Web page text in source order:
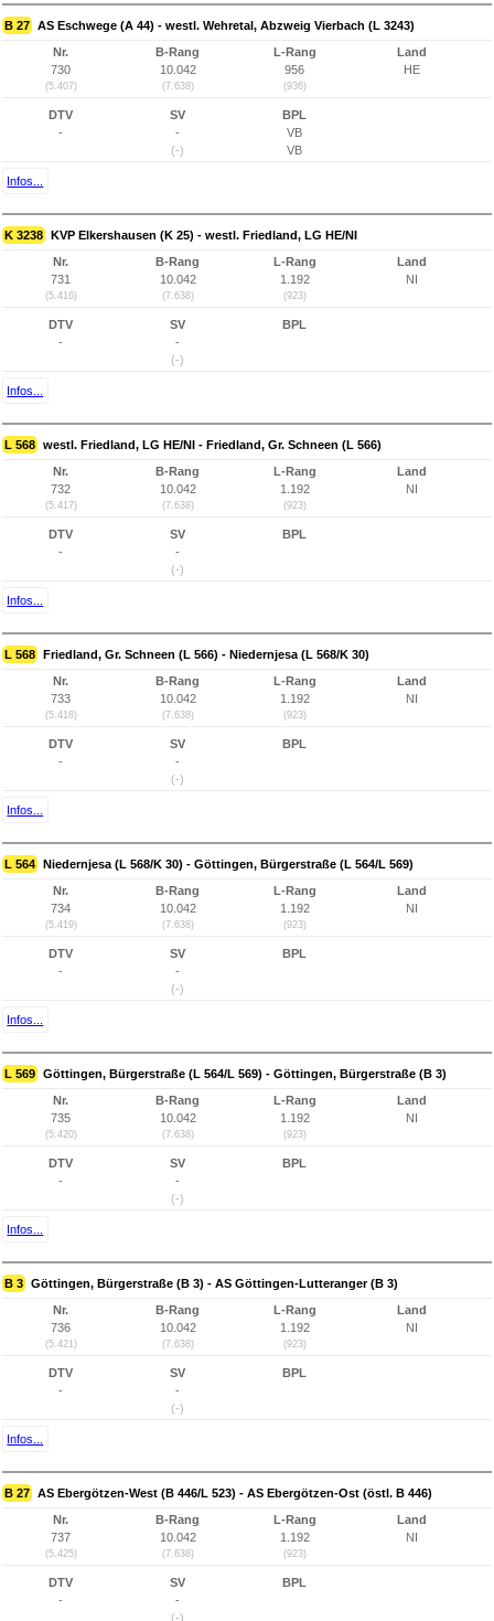
B 27 AS Eschwege (A 44) - westl. Wehretal, Abzweig Vierbach (L 3243)
Nr.
730
(5.407)
B-Rang
10.042
(7.638)
L-Rang
956
(936)
Land
HE
DTV
-
SV
-
(-)
BPL
VB
VB
Infos...
K 3238 KVP Elkershausen (K 25) - westl. Friedland, LG HE/NI
Nr.
731
(5.416)
B-Rang
10.042
(7.638)
L-Rang
1.192
(923)
Land
NI
DTV
-
SV
-
(-)
BPL
Infos...
L 568 westl. Friedland, LG HE/NI - Friedland, Gr. Schneen (L 566)
Nr.
732
(5.417)
B-Rang
10.042
(7.638)
L-Rang
1.192
(923)
Land
NI
DTV
-
SV
-
(-)
BPL
Infos...
L 568 Friedland, Gr. Schneen (L 566) - Niedernjesa (L 568/K 30)
Nr.
733
(5.418)
B-Rang
10.042
(7.638)
L-Rang
1.192
(923)
Land
NI
DTV
-
SV
-
(-)
BPL
Infos...
L 564 Niedernjesa (L 568/K 30) - Göttingen, Bürgerstraße (L 564/L 569)
Nr.
734
(5.419)
B-Rang
10.042
(7.638)
L-Rang
1.192
(923)
Land
NI
DTV
-
SV
-
(-)
BPL
Infos...
L 569 Göttingen, Bürgerstraße (L 564/L 569) - Göttingen, Bürgerstraße (B 3)
Nr.
735
(5.420)
B-Rang
10.042
(7.638)
L-Rang
1.192
(923)
Land
NI
DTV
-
SV
-
(-)
BPL
Infos...
B 3 Göttingen, Bürgerstraße (B 3) - AS Göttingen-Lutteranger (B 3)
Nr.
736
(5.421)
B-Rang
10.042
(7.638)
L-Rang
1.192
(923)
Land
NI
DTV
-
SV
-
(-)
BPL
Infos...
B 27 AS Ebergötzen-West (B 446/L 523) - AS Ebergötzen-Ost (östl. B 446)
Nr.
737
(5.425)
B-Rang
10.042
(7.638)
L-Rang
1.192
(923)
Land
NI
DTV
-
SV
-
(-)
BPL